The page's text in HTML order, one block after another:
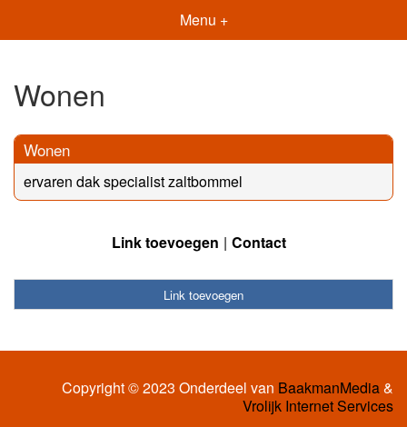
Menu +
Wonen
Wonen
ervaren dak specialist zaltbommel
Link toevoegen Contact
Link toevoegen
Copyright © 2023 Onderdeel van BaakmanMedia&
Vrolijk Internet Services